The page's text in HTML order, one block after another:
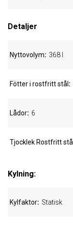
Detaljer
Nyttovolym 368 l
Fötter i rostfritt stål
Lådor 6
Tjocklek Rostfritt stål
Kylning:
Kylfaktor Statisk